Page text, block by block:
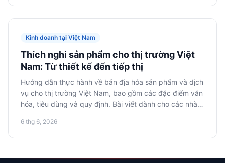
hiệu quả.
Kinh doanh tại Việt Nam
Thích nghi sản phẩm cho thị trường Việt
Nam: Từ thiết kế đến tiếp thị
Hướng dẫn thực hành về bản địa hóa sản phẩm và dịch
vụ cho thị trường Việt Nam, bao gồm các đặc điểm văn
hóa, tiêu dùng và quy định. Bài viết dành cho các nhà
phẩm, nhà tiếp thị và các công ty thương mại điện tử
đang có kế hoạch ra mắt hoặc mở rộng dòng sản phẩm
6 thg 6, 2026